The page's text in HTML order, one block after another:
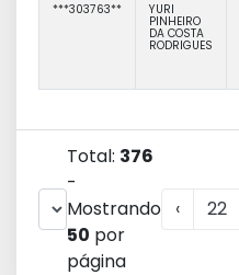
***303763** YURI
PINHEIRO
DA COSTA
RODRIGUES
Total: 376
-
Mostrando
50 por
página
‹ 22